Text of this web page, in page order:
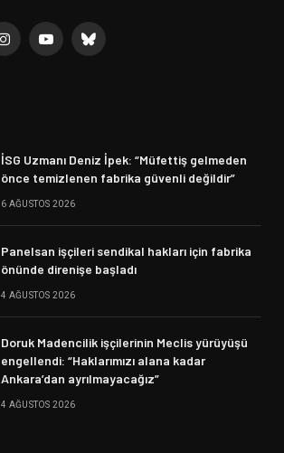
InstagramYouTubeBluesky
İSG Uzmanı Deniz İpek: “Müfettiş gelmeden
önce temizlenen fabrika güvenli değildir”
6 AĞUSTOS 2026
Panelsan işçileri sendikal hakları için fabrika
önünde direnişe başladı
4 AĞUSTOS 2026
Doruk Madencilik işçilerinin Meclis yürüyüşü
engellendi: “Haklarımızı alana kadar
Ankara’dan ayrılmayacağız”
4 AĞUSTOS 2026